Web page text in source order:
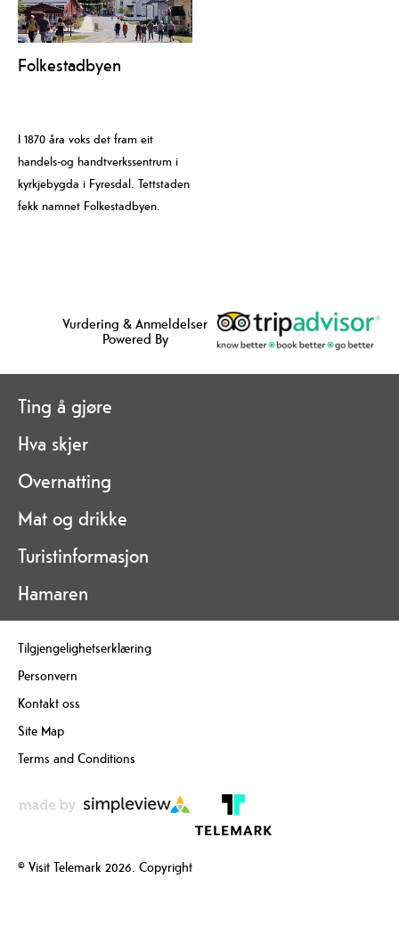
Folkestadbyen
I 1870 åra voks det fram eit
handels-og handtverkssentrum i
kyrkjebygda i Fyresdal. Tettstaden
fekk namnet Folkestadbyen.
Vurdering & Anmeldelser
Powered By
Ting å gjøre
Hva skjer
Overnatting
Mat og drikke
Turistinformasjon
Hamaren
Tilgjengelighetserklæring
Personvern
Kontakt oss
Site Map
Terms and Conditions
© Visit Telemark 2026. Copyright